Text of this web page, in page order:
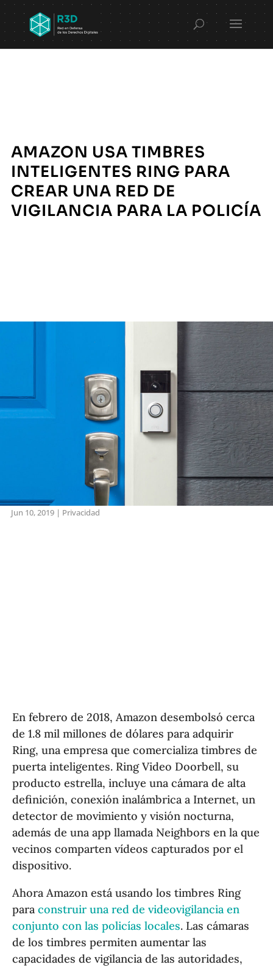
AMAZON USA TIMBRES
INTELIGENTES RING PARA
CREAR UNA RED DE
VIGILANCIA PARA LA POLICÍA
Jun 10, 2019| Privacidad
En febrero de 2018, Amazon desembolsó cerca
de 1.8 mil millones de dólares para adquirir
Ring, una empresa que comercializa timbres de
puerta inteligentes. Ring Video Doorbell, su
producto estrella, incluye una cámara de alta
definición, conexión inalámbrica a Internet, un
detector de movimiento y visión nocturna,
además de una app llamada Neighbors en la que
vecinos comparten vídeos capturados por el
dispositivo.
Ahora Amazon está usando los timbres Ring
paraconstruir una red de videovigilancia en
conjunto con las policías locales. Las cámaras
de los timbres permiten aumentar las
capacidades de vigilancia de las autoridades,